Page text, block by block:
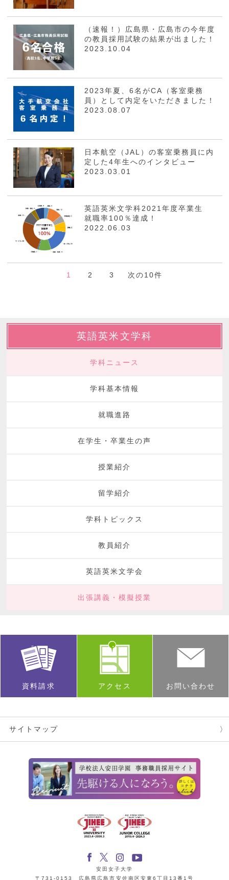
（速報！）広島県・広島市の今年度
の教員採用試験の結果が出ました！
2023.10.04
2023年夏、6名がCA（客室乗務
員）として内定をいただきました！
2023.08.07
日本航空（JAL）の客室乗務員に内
定した4年生へのインタビュー
2023.03.01
英語英米文学科2021年度卒業生
就職率100％達成！
2022.06.03
1 2 3 次の10件
英語英米文学科
学科ニュース
学科基本情報
就職進路
在学生・卒業生の声
授業紹介
留学紹介
学科トピックス
教員紹介
英語英米文学会
出張講義・模擬授業
資料請求 アクセス お問い合わせ
サイトマップ
安田女子大学
〒731-0153 広島県広島市安佐南区安東6丁目13番1号